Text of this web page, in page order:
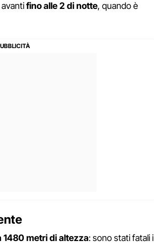
fino alle 2 di notte, quando è
1480 metri di altezza: sono stati fatali i